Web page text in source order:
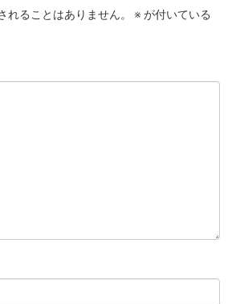
れることはありません。 ※ が付いている